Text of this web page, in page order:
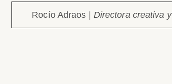
Rocío Adraos | Directora creativa